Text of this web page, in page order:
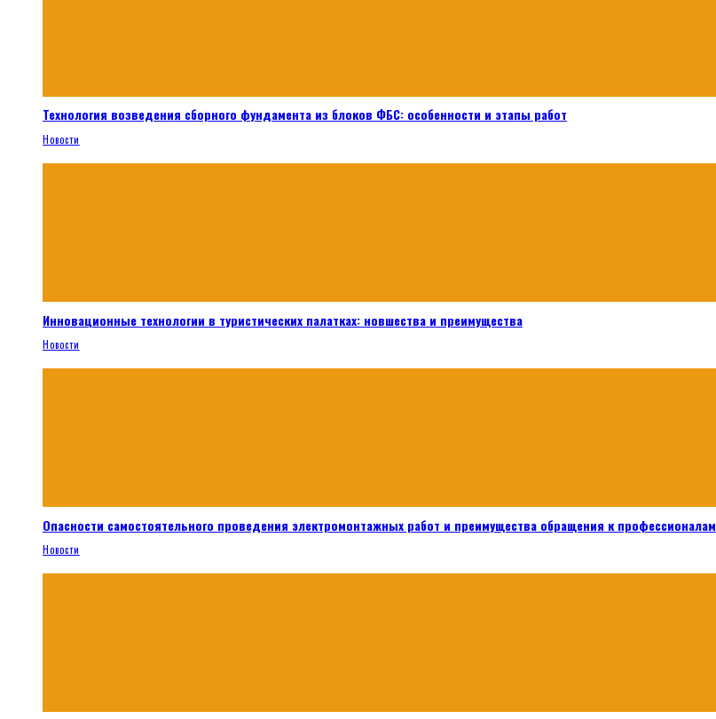
Технология возведения сборного фундамента из блоков ФБС: особенности и этапы работ
Новости
Инновационные технологии в туристических палатках: новшества и преимущества
Новости
Опасности самостоятельного проведения электромонтажных работ и преимущества обращения к профессионалам
Новости